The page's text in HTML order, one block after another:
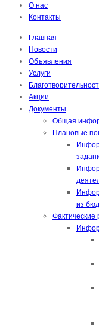
О нас
Контакты
Главная
Новости
Объявления
Услуги
Акции
Документы
Общая
Плановые
из
Фактические